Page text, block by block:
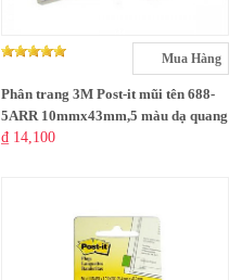
Mua Hàng
Phân trang 3M Post-it mũi tên 688-
5ARR 10mmx43mm,5 màu dạ quang
₫ 14,100